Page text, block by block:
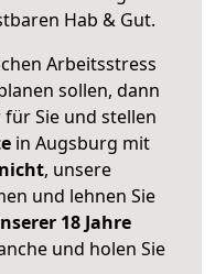
Hab & Gut.
Arbeitsstress
sollen, dann
Sie und stellen
in Augsburg mit
, unsere
und lehnen Sie
18 Jahre
und holen Sie